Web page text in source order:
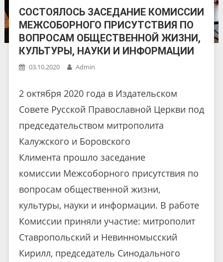
СОСТОЯЛОСЬ ЗАСЕДАНИЕ КОМИССИИ
МЕЖСОБОРНОГО ПРИСУТСТВИЯ ПО
ВОПРОСАМ ОБЩЕСТВЕННОЙ ЖИЗНИ,
КУЛЬТУРЫ, НАУКИ И ИНФОРМАЦИИ
03.10.2020 Admin
2 октября 2020 года в Издательском
Совете Русской Православной Церкви под
председательством митрополита
Калужского и Боровского
Климента прошло заседание
комиссии Межсоборного присутствия по
вопросам общественной жизни,
культуры, науки и информации. В работе
Комиссии приняли участие: митрополит
Ставропольский и Невинномысский
Кирилл, председатель Синодального